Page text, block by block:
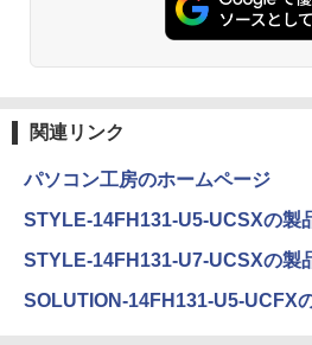
関連リンク
パソコン工房のホームページ
STYLE-14FH131-U5-UCSXの製
STYLE-14FH131-U7-UCSXの製
SOLUTION-14FH131-U5-UCFX